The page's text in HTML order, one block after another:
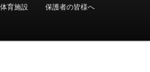
育施設 保護者の皆様へ